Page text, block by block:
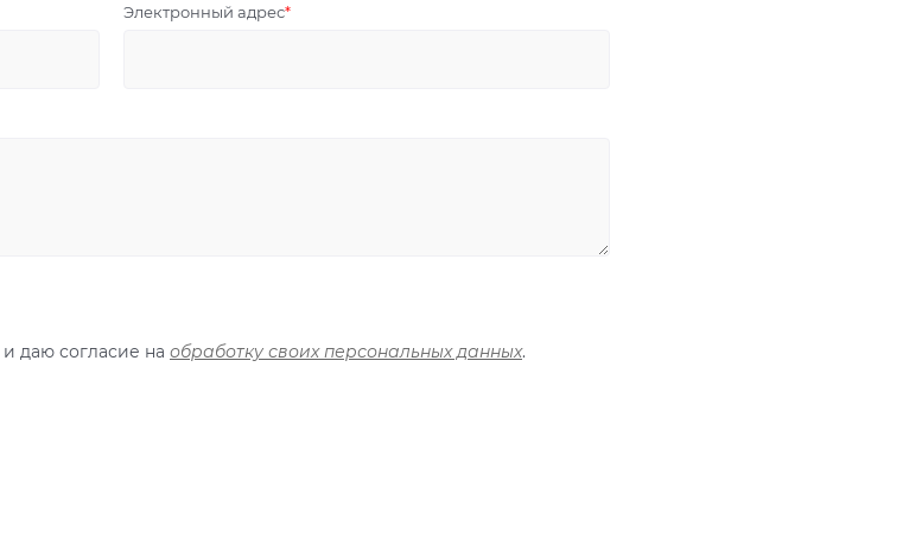
Электронный адрес
и даю согласие на обработку своих персональных данных.